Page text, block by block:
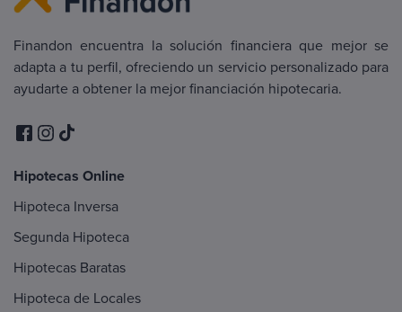
Finandon encuentra la solución financiera que mejor se
adapta a tu perfil, ofreciendo un servicio personalizado para
ayudarte a obtener la mejor financiación hipotecaria.
Hipotecas Online
Hipoteca Inversa
Segunda Hipoteca
Hipotecas Baratas
Hipoteca de Locales